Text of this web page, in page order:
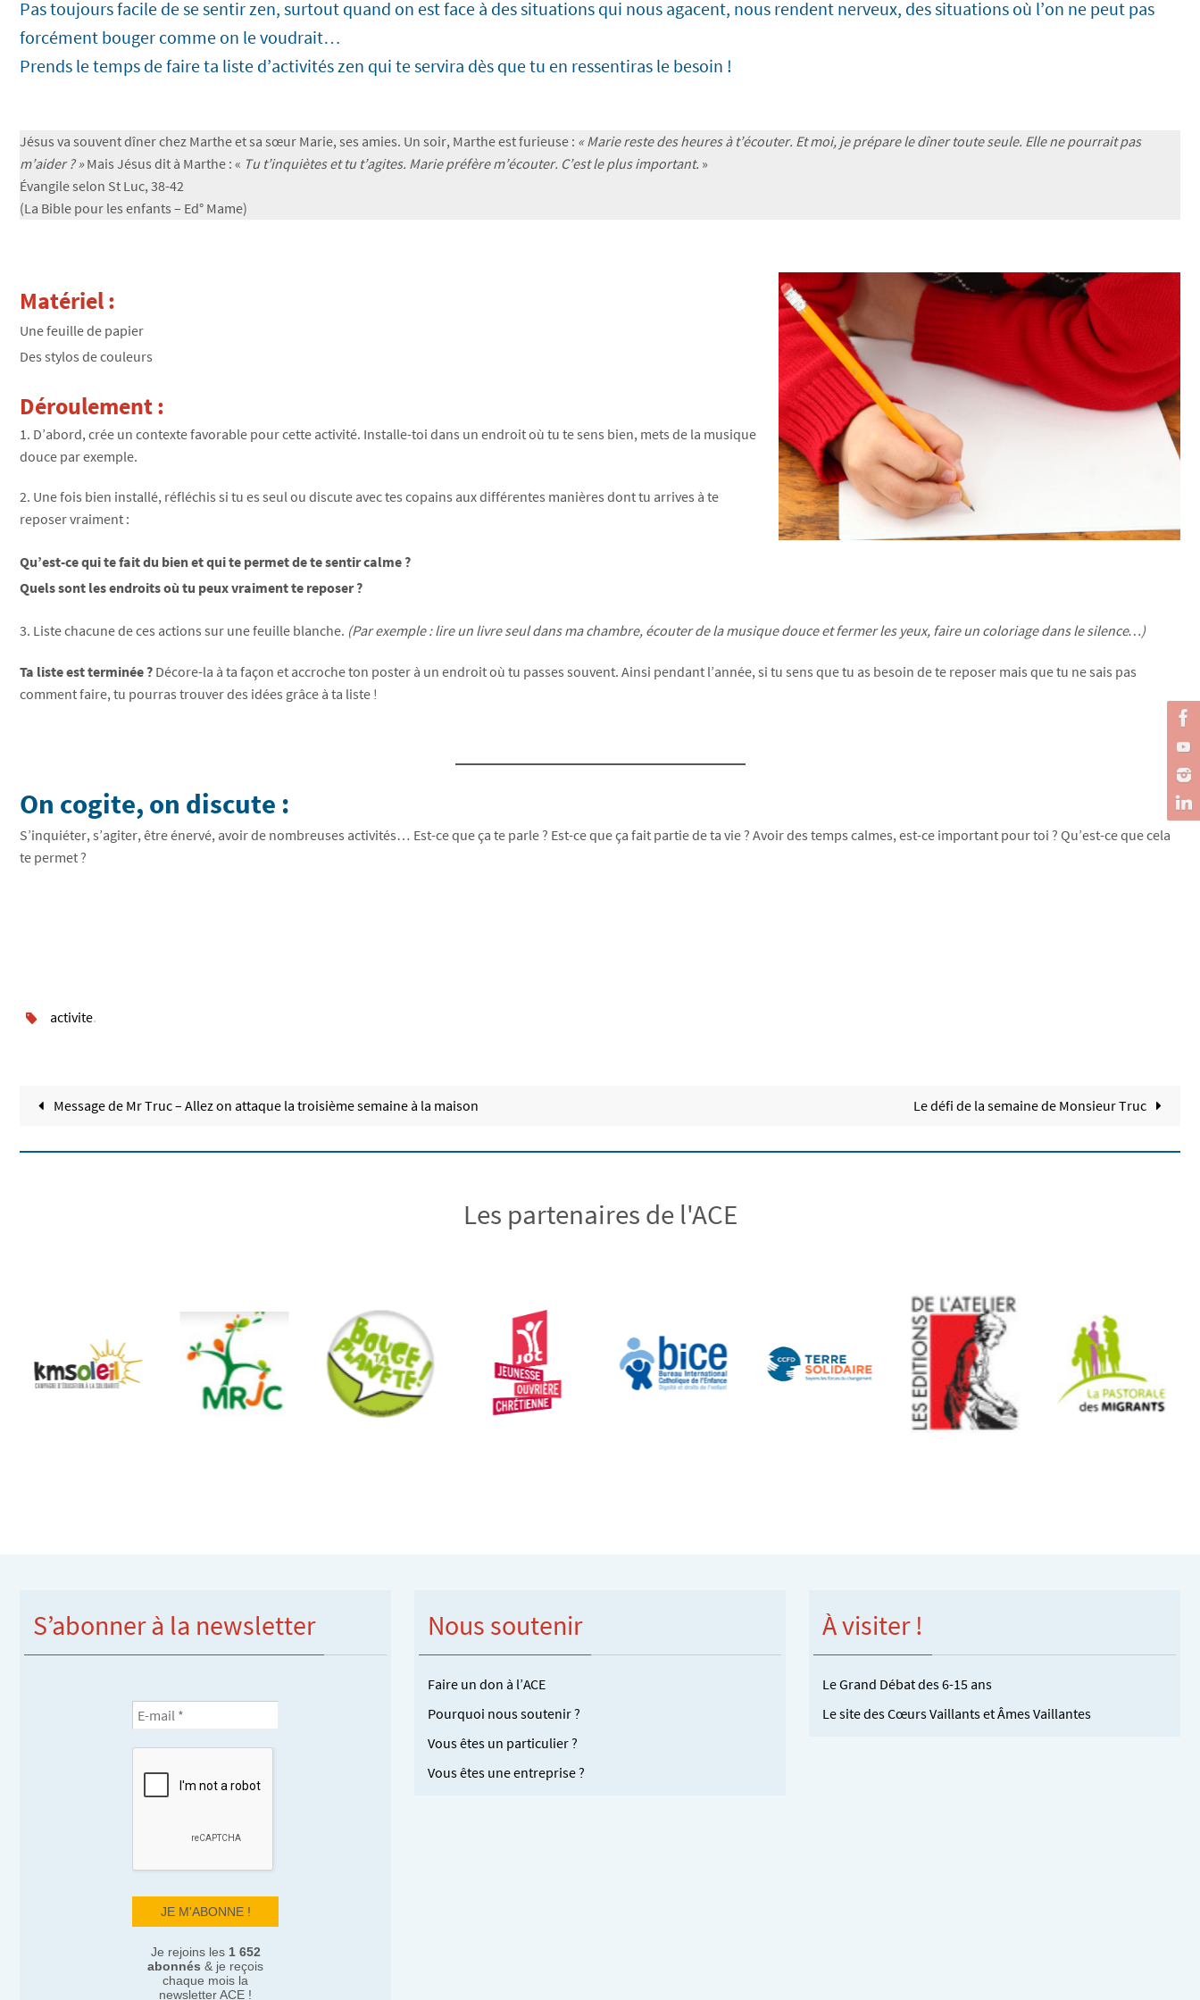
Pas toujours facile de se sentir zen, surtout quand on est face à des situations qui nous agacent, nous rendent nerveux, des situations où l’on ne peut pas
forcément bouger comme on le voudrait…
Prends le temps de faire ta liste d’activités zen qui te servira dès que tu en ressentiras le besoin !
Jésus va souvent dîner chez Marthe et sa sœur Marie, ses amies. Un soir, Marthe est furieuse : « Marie reste des heures à t’écouter. Et moi, je prépare le dîner toute seule. Elle ne pourrait pas
m’aider ? »Mais Jésus dit à Marthe : « Tu t’inquiètes et tu t’agites. Marie préfère m’écouter. C’est le plus important. »
Évangile selon St Luc, 38-42
(La Bible pour les enfants – Ed° Mame)
Matériel :
Une feuille de papier
Des stylos de couleurs
Déroulement :
1. D’abord, crée un contexte favorable pour cette activité. Installe-toi dans un endroit où tu te sens bien, mets de la musique
douce par exemple.
2. Une fois bien installé, réfléchis si tu es seul ou discute avec tes copains aux différentes manières dont tu arrives à te
reposer vraiment :
Qu’est-ce qui te fait du bien et qui te permet de te sentir calme ?
Quels sont les endroits où tu peux vraiment te reposer ?
3. Liste chacune de ces actions sur une feuille blanche. (Par exemple : lire un livre seul dans ma chambre, écouter de la musique douce et fermer les yeux, faire un coloriage dans le silence…)
Ta liste est terminée ? Décore-la à ta façon et accroche ton poster à un endroit où tu passes souvent. Ainsi pendant l’année, si tu sens que tu as besoin de te reposer mais que tu ne sais pas
comment faire, tu pourras trouver des idées grâce à ta liste !
On cogite, on discute :
S’inquiéter, s’agiter, être énervé, avoir de nombreuses activités… Est-ce que ça te parle ? Est-ce que ça fait partie de ta vie ? Avoir des temps calmes, est-ce important pour toi ? Qu’est-ce que cela
te permet ?
activite.
Message de Mr Truc – Allez on attaque la troisième semaine à la maison Le défi de la semaine de Monsieur Truc
Les partenaires de l'ACE
S’abonner à la newsletter
Je rejoins les 1 652
abonnés & je reçois
chaque mois la
newsletter ACE !
Nous soutenir
Faire un don à l’ACE
Pourquoi nous soutenir ?
Vous êtes un particulier ?
Vous êtes une entreprise ?
À visiter !
Le Grand Débat des 6-15 ans
Le site des Cœurs Vaillants et Âmes Vaillantes